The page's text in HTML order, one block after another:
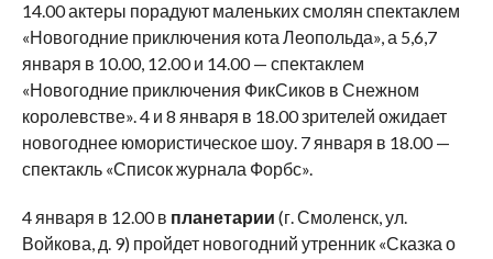
14.00 актеры порадуют маленьких смолян спектаклем
«Новогодние приключения кота Леопольда», а 5,6,7
января в 10.00, 12.00 и 14.00 — спектаклем
«Новогодние приключения ФикСиков в Снежном
королевстве». 4 и 8 января в 18.00 зрителей ожидает
новогоднее юмористическое шоу. 7 января в 18.00 —
спектакль «Список журнала Форбс».
4 января в 12.00 в планетарии (г. Смоленск, ул.
Войкова, д. 9) пройдет новогодний утренник «Сказка о